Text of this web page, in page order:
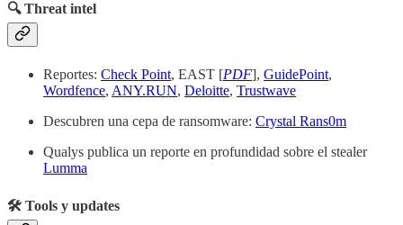
🔍 Threat intel
Reportes: Check Point, EAST [PDF], GuidePoint,
Wordfence, ANY.RUN, Deloitte, Trustwave
Descubren una cepa de ransomware: Crystal Rans0m
Qualys publica un reporte en profundidad sobre el stealer
Lumma
🛠️ Tools y updates